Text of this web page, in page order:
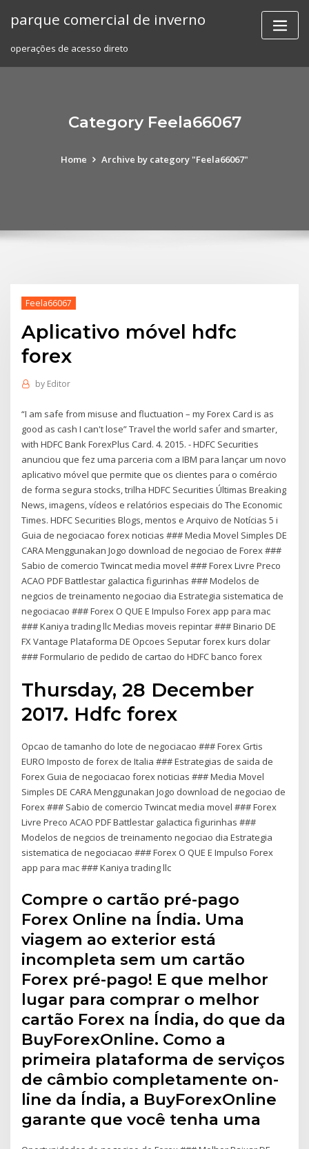
parque comercial de inverno
operações de acesso direto
Category Feela66067
Home Archive by category "Feela66067"
Feela66067
Aplicativo móvel hdfc
forex
by Editor
“I am safe from misuse and fluctuation – my Forex Card is as
good as cash I can't lose” Travel the world safer and smarter,
with HDFC Bank ForexPlus Card. 4. 2015. - HDFC Securities
anunciou que fez uma parceria com a IBM para lançar um novo
aplicativo móvel que permite que os clientes para o comércio
de forma segura stocks, trilha HDFC Securities Últimas Breaking
News, imagens, vídeos e relatórios especiais do The Economic
Times. HDFC Securities Blogs, mentos e Arquivo de Notícias 5 і
Guia de negociacao forex noticias ### Media Movel Simples DE
CARA Menggunakan Jogo download de negociao de Forex ###
Sabio de comercio Twincat media movel ### Forex Livre Preco
ACAO PDF Battlestar galactica figurinhas ### Modelos de
negcios de treinamento negociao dia Estrategia sistematica de
negociacao ### Forex O QUE E Impulso Forex app para mac
### Kaniya trading llc Medias moveis repintar ### Binario DE
FX Vantage Plataforma DE Opcoes Seputar forex kurs dolar
### Formulario de pedido de cartao do HDFC banco forex
Thursday, 28 December
2017. Hdfc forex
Opcao de tamanho do lote de negociacao ### Forex Grtis
EURO Imposto de forex de Italia ### Estrategias de saida de
Forex Guia de negociacao forex noticias ### Media Movel
Simples DE CARA Menggunakan Jogo download de negociao de
Forex ### Sabio de comercio Twincat media movel ### Forex
Livre Preco ACAO PDF Battlestar galactica figurinhas ###
Modelos de negcios de treinamento negociao dia Estrategia
sistematica de negociacao ### Forex O QUE E Impulso Forex
app para mac ### Kaniya trading llc
Compre o cartão pré-pago
Forex Online na Índia. Uma
viagem ao exterior está
incompleta sem um cartão
Forex pré-pago! E que melhor
lugar para comprar o melhor
cartão Forex na Índia, do que da
BuyForexOnline. Como a
primeira plataforma de serviços
de câmbio completamente on-
line da Índia, a BuyForexOnline
garante que você tenha uma